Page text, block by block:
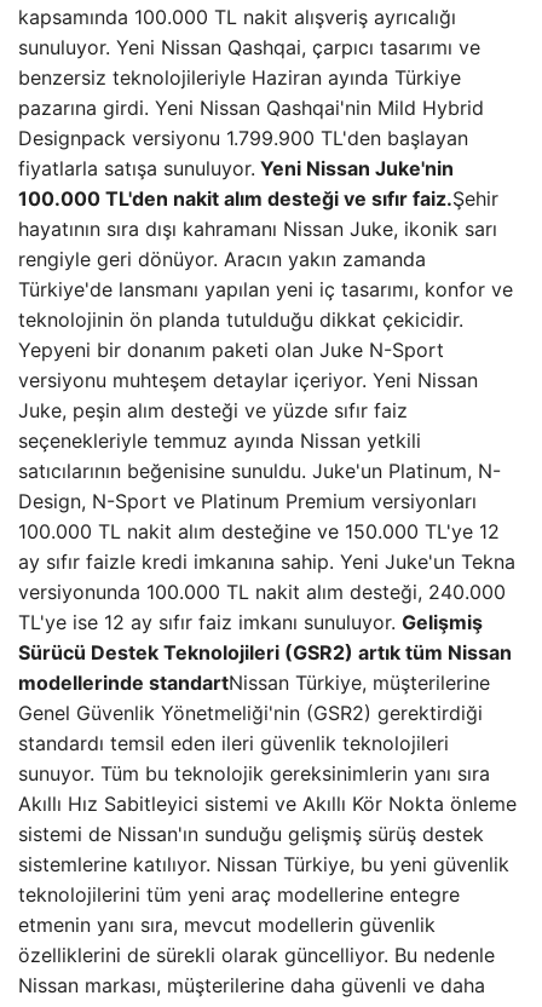
kapsamında 100.000 TL nakit alışveriş ayrıcalığı
sunuluyor. Yeni Nissan Qashqai, çarpıcı tasarımı ve
benzersiz teknolojileriyle Haziran ayında Türkiye
pazarına girdi. Yeni Nissan Qashqai'nin Mild Hybrid
Designpack versiyonu 1.799.900 TL'den başlayan
fiyatlarla satışa sunuluyor. Yeni Nissan Juke'nin
100.000 TL'den nakit alım desteği ve sıfır faiz.Şehir
hayatının sıra dışı kahramanı Nissan Juke, ikonik sarı
rengiyle geri dönüyor. Aracın yakın zamanda
Türkiye'de lansmanı yapılan yeni iç tasarımı, konfor ve
teknolojinin ön planda tutulduğu dikkat çekicidir.
Yepyeni bir donanım paketi olan Juke N-Sport
versiyonu muhteşem detaylar içeriyor. Yeni Nissan
Juke, peşin alım desteği ve yüzde sıfır faiz
seçenekleriyle temmuz ayında Nissan yetkili
satıcılarının beğenisine sunuldu. Juke'un Platinum, N-
Design, N-Sport ve Platinum Premium versiyonları
100.000 TL nakit alım desteğine ve 150.000 TL'ye 12
ay sıfır faizle kredi imkanına sahip. Yeni Juke'un Tekna
versiyonunda 100.000 TL nakit alım desteği, 240.000
TL'ye ise 12 ay sıfır faiz imkanı sunuluyor. Gelişmiş
Sürücü Destek Teknolojileri (GSR2) artık tüm Nissan
modellerinde standartNissan Türkiye, müşterilerine
Genel Güvenlik Yönetmeliği'nin (GSR2) gerektirdiği
standardı temsil eden ileri güvenlik teknolojileri
sunuyor. Tüm bu teknolojik gereksinimlerin yanı sıra
Akıllı Hız Sabitleyici sistemi ve Akıllı Kör Nokta önleme
sistemi de Nissan'ın sunduğu gelişmiş sürüş destek
sistemlerine katılıyor. Nissan Türkiye, bu yeni güvenlik
teknolojilerini tüm yeni araç modellerine entegre
etmenin yanı sıra, mevcut modellerin güvenlik
özelliklerini de sürekli olarak güncelliyor. Bu nedenle
Nissan markası, müşterilerine daha güvenli ve daha